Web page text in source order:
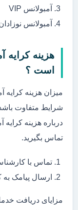
آمبولانس VIP
آمبولانس
هزینه
است ؟
میزان هزینه
شرایط متفاوت
درباره هزینه کرایه
تماس بگیرید.
تماس با
ارسال پیامک
مزایای دریافت